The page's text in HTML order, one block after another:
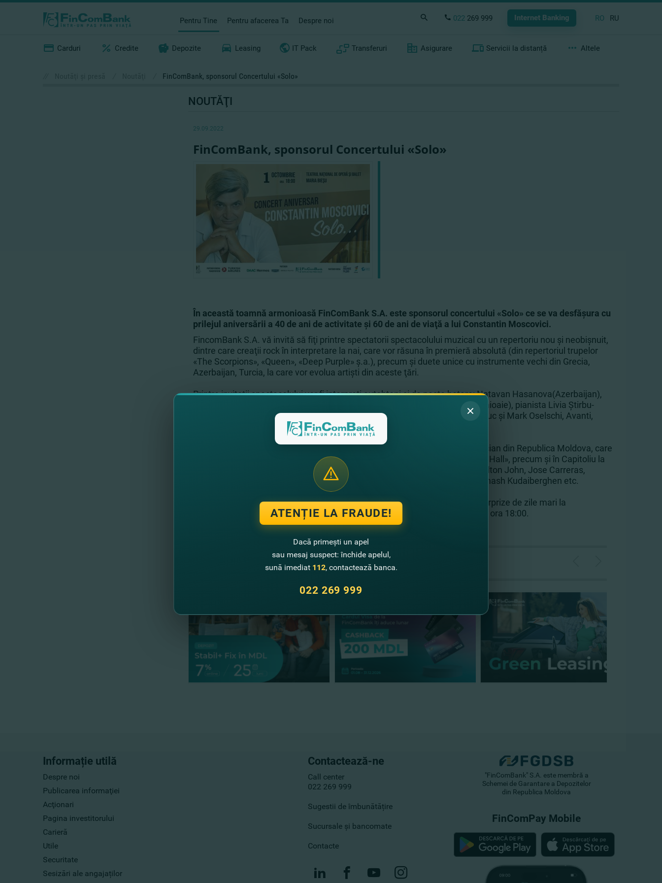
Pentru Tine Pentru afacerea Ta Despre noi 022 269 999 Internet Banking RO RU
Carduri Credite Depozite Leasing IT Pack Transferuri Asigurare Servicii la distanță Altele
FinComBank, sponsorul Concertului «Solo»
NOUTĂŢI
29.09.2022
FinComBank, sponsorul Concertului «Solo»
În această toamnă armonioasă FinComBank S.A. este sponsorul concertului «Solo» ce se va desfăşura cu
prilejul aniversării a 40 de ani de activitate şi 60 de ani de viaţă a lui Constantin Moscovici.
FincomBank S.A. vă invită să fiţi printre spectatorii spectacolului muzical cu un repertoriu nou şi neobişnuit,
dintre care creaţii rock în interpretare la nai, care vor răsuna în premieră absolută (din repertoriul trupelor
«The Scorpions», «Queen», «Deep Purple» ş.a.), precum şi duete unice cu instrumente vechi din Grecia,
Azerbaijan, Turcia, la care vor evolua artişti din aceste ţări.
Printre invitaţii spectacolului vor fi interpreţi autohtoni şi de peste hotare: Natavan Hasanova(Azerbaijan),
Orchestra de concert, inclusiv «Camerata Chişinău» (dirijor- Mihai Amihalachioaie), pianista Livia Ştirbu-
Socolov, Mihai Sorocan, Oleg Vitliuc, Ruxanda Rusu, compozitorii Oleg Baraliuc şi Mark Oselschi, Avanti,
conducator Andrian Vladimir.
Renumitul naist Artistul Poporului, Constantin Moscovici este singurul muzician din Republica Moldova, care
a avut fericitul prilej să concerteze pe vestita scenă din New-York «Carnegie Hall», precum şi în Capitoliu la
Washington. A avut onoarea să evolueze alături de nume celebre, precum Elton John, Jose Carreras,
Montserrat Caballe, Sophy Bexter, Alesandro Safino, Tamara Gverdţiteli, Dimash Kudaiberghen etc.
FinComBank vă garantează o seară de neuitat cu melodii de suflet şi alte surprize de zile mari la
Teatrul Naţional de Operă şi Balet «M.Bieşu» pe data de 1 octombrie 2022 la ora 18:00.
Alte noutăţi
Informație utilă
Despre noi
Publicarea informaţiei
Acţionari
Pagina investitorului
Carieră
Utile
Securitate
Sesizări ale angajaților
Contactează-ne
Call center
022 269 999
Sugestii de îmbunătățire
Sucursale și bancomate
Contacte
"FinComBank" S.A. este membră a
Schemei de Garantare a Depozitelor
din Republica Moldova
FinComPay Mobile
ATENȚIE LA FRAUDE!
Dacă primești un apel
sau mesaj suspect: închide apelul,
sună imediat 112, contactează banca.
022 269 999